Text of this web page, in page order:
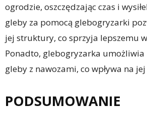
ogrodzie, oszczędzając czas i
gleby za pomocą glebogryzarki
jej struktury, co sprzyja lepszemu
Ponadto, glebogryzarka umożliwia
gleby z nawozami, co wpływa na jej
PODSUMOWANIE